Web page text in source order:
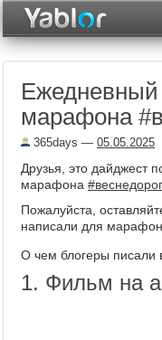
марафона
365days — 05.05.2025
Друзья, это дайджест
марафона
Пожалуйста,
написали для
О чем блогеры писали
1. Фильм на